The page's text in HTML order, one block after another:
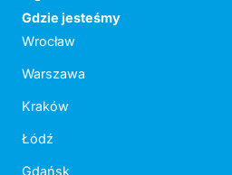
Gdzie jesteśmy
Wrocław
Warszawa
Kraków
Łódź
Gdańsk